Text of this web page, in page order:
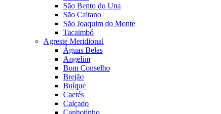
São Bento do Una
São Caitano
São Joaquim do Monte
Tacaimbó
Agreste Meridional
Águas Belas
Angelim
Bom Conselho
Brejão
Buíque
Caetés
Calçado
Canhotinho